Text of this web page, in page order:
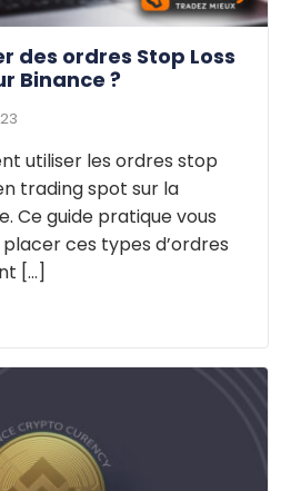
des ordres Stop Loss
Binance ?
utiliser les ordres stop
trading spot sur la
Ce guide pratique vous
ces types d’ordres
[...]